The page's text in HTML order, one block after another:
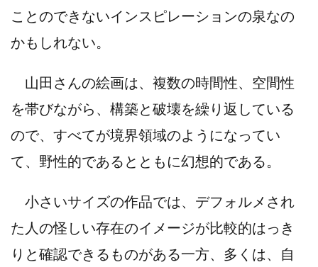
ことのできないインスピレーションの泉なの
かもしれない。
山田さんの絵画は、複数の時間性、空間性
を帯びながら、構築と破壊を繰り返している
ので、すべてが境界領域のようになってい
て、野性的であるとともに幻想的である。
小さいサイズの作品では、デフォルメされ
た人の怪しい存在のイメージが比較的はっき
りと確認できるものがある一方、多くは、自